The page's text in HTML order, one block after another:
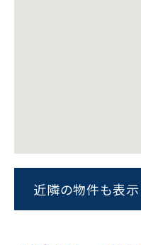
ビルコ
をお
スムーズ
近隣の物件も表示